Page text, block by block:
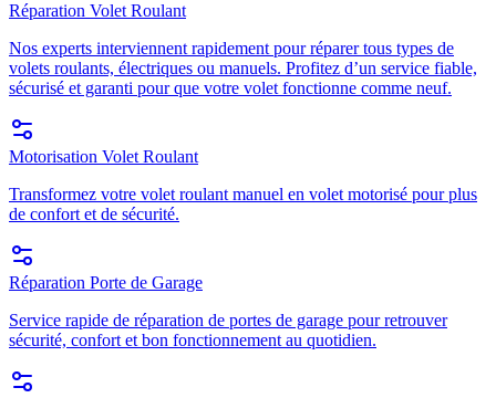
Réparation Volet Roulant
Nos experts interviennent rapidement pour réparer tous types de
volets roulants, électriques ou manuels. Profitez d’un service fiable,
sécurisé et garanti pour que votre volet fonctionne comme neuf.
Motorisation Volet Roulant
Transformez votre volet roulant manuel en volet motorisé pour plus
de confort et de sécurité.
Réparation Porte de Garage
Service rapide de réparation de portes de garage pour retrouver
sécurité, confort et bon fonctionnement au quotidien.